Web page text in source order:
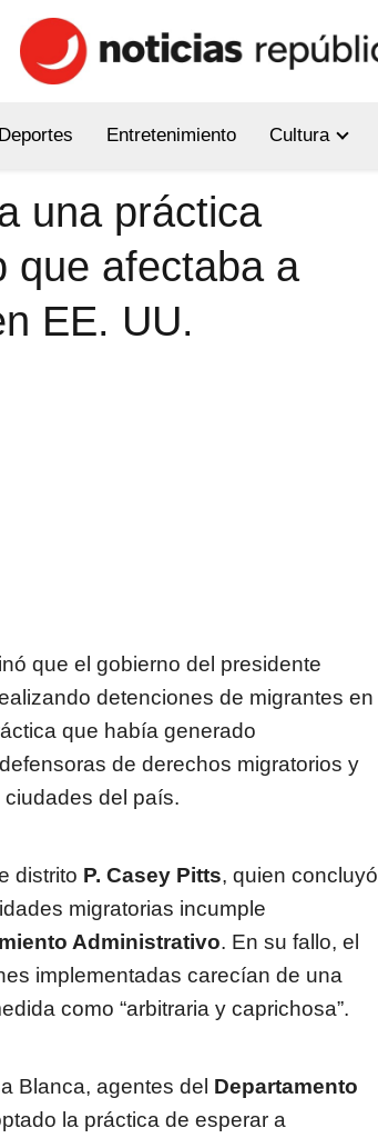
Deportes Entretenimiento Cultura
una práctica
que afectaba a
EE. UU.
que el gobierno del presidente
detenciones de migrantes en
que había generado
de derechos migratorios y
del país.
distrito P. Casey Pitts, quien concluyó
migratorias incumple
Administrativo. En su fallo, el
implementadas carecían de una
como “arbitraria y caprichosa”.
Blanca, agentes del Departamento
la práctica de esperar a